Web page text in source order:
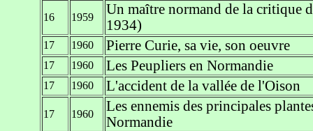
16 1959
Un maître normand de la critique
1934)
17 1960 Pierre Curie, sa vie, son oeuvre
17 1960 Les Peupliers en Normandie
17 1960 L'accident de la vallée de l'Oison
17 1960
Les ennemis des principales
Normandie